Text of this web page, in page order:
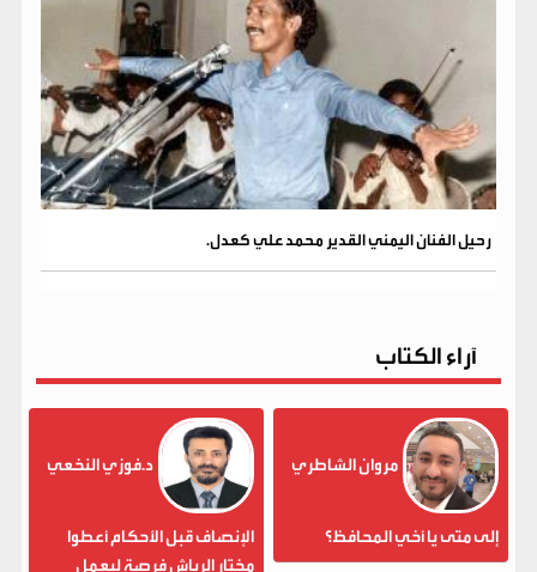
رحيل الفنان اليمني القدير محمد علي كعدل.
آراء الكتاب
مروان الشاطري
إلى متى يا أخي المحافظ؟
د.فوزي النخعي
الإنصاف قبل الأحكام أعطوا
مختار الرباش فرصة ليعمل